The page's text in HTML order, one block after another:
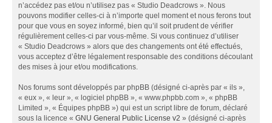
n’accédez pas et/ou n’utilisez pas « Studio Deadcrows ». Nous
pouvons modifier celles-ci à n’importe quel moment et nous ferons tout
pour que vous en soyez informé, bien qu’il soit prudent de vérifier
régulièrement celles-ci par vous-même. Si vous continuez d’utiliser
« Studio Deadcrows » alors que des changements ont été effectués,
vous acceptez d’être légalement responsable des conditions découlant
des mises à jour et/ou modifications.
Nos forums sont développés par phpBB (désigné ci-après par « ils »,
« eux », « leur », « logiciel phpBB », « www.phpbb.com », « phpBB
Limited », « Équipes phpBB ») qui est un script libre de forum, déclaré
sous la licence « GNU General Public License v2 » (désigné ci-après